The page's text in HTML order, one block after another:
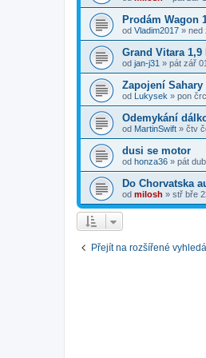
Prodám Wagon
od Vladim2017 » ned
Grand Vitara 1,9
od jan-j31 » pát zář
Zapojení Sahary
od Lukysek » pon
Odemykání
od MartinSwift » čtv
dusi se motor
od honza36 » pát
Do Chorvatska
od milosh » stř bře
Přejít na rozšířené